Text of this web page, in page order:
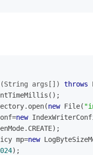
(String args[]) throws
new File(
new
mp=
new
);